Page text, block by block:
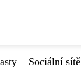
Sociální sítě